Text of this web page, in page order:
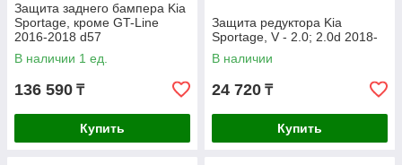
Защита заднего бампера Kia
Sportage, кроме GT-Line
2016-2018 d57
В наличии 1 ед.
136 590 ₸
Купить
Защита редуктора Kia
Sportage, V - 2.0; 2.0d 2018-
В наличии
24 720 ₸
Купить